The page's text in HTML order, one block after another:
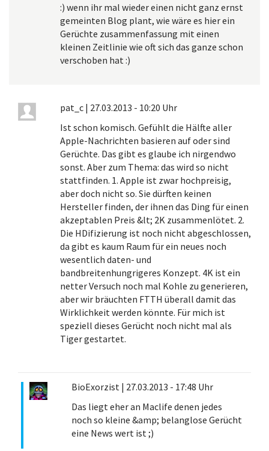
:) wenn ihr mal wieder einen nicht ganz ernst
gemeinten Blog plant, wie wäre es hier ein
Gerüchte zusammenfassung mit einen
kleinen Zeitlinie wie oft sich das ganze schon
verschoben hat :)
pat_c | 27.03.2013 - 10:20 Uhr
Ist schon komisch. Gefühlt die Hälfte aller
Apple-Nachrichten basieren auf oder sind
Gerüchte. Das gibt es glaube ich nirgendwo
sonst. Aber zum Thema: das wird so nicht
stattfinden. 1. Apple ist zwar hochpreisig,
aber doch nicht so. Sie dürften keinen
Hersteller finden, der ihnen das Ding für einen
akzeptablen Preis &lt; 2K zusammenlötet. 2.
Die HDifizierung ist noch nicht abgeschlossen,
da gibt es kaum Raum für ein neues noch
wesentlich daten- und
bandbreitenhungrigeres Konzept. 4K ist ein
netter Versuch noch mal Kohle zu generieren,
aber wir bräuchten FTTH überall damit das
Wirklichkeit werden könnte. Für mich ist
speziell dieses Gerücht noch nicht mal als
Tiger gestartet.
BioExorzist | 27.03.2013 - 17:48 Uhr
Das liegt eher an Maclife denen jedes
noch so kleine &amp; belanglose Gerücht
eine News wert ist ;)